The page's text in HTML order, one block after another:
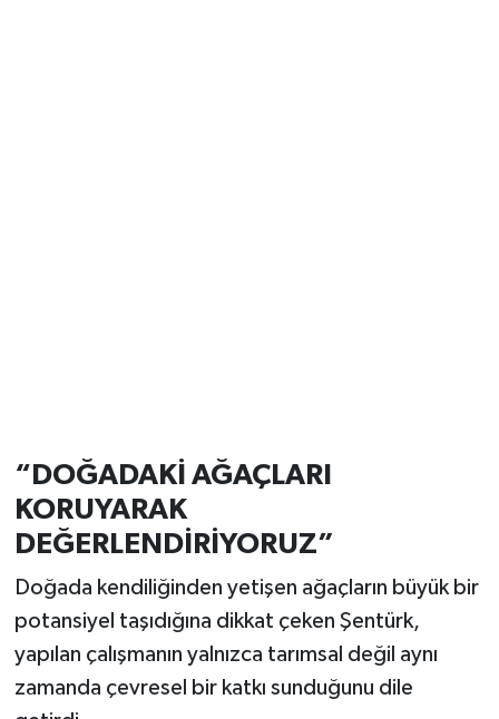
“DOĞADAKİ AĞAÇLARI
KORUYARAK
DEĞERLENDİRİYORUZ”
Doğada kendiliğinden yetişen ağaçların büyük bir
potansiyel taşıdığına dikkat çeken Şentürk,
yapılan çalışmanın yalnızca tarımsal değil aynı
zamanda çevresel bir katkı sunduğunu dile